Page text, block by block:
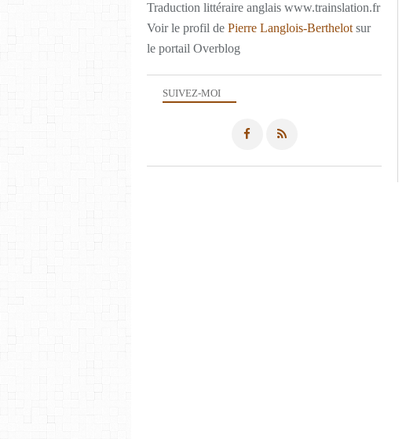
SUIVEZ-MOI
Traduction littéraire anglais www.trainslation.fr
Voir le profil de Pierre Langlois-Berthelot sur
le portail Overblog